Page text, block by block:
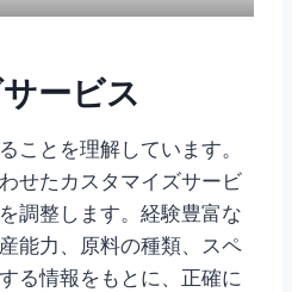
ービス
ことを理解しています。
せたカスタマイズサービ
調整します。経験豊富な
能力、原料の種類、スペ
る情報をもとに、正確に